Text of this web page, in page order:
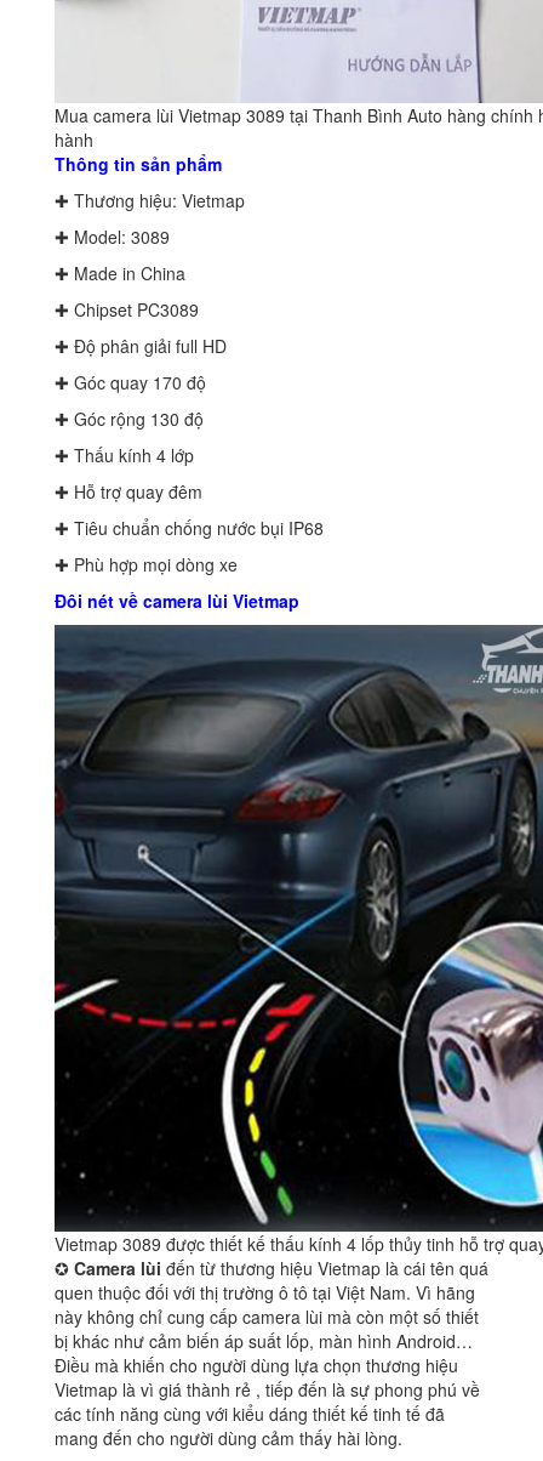
Mua camera lùi Vietmap 3089 tại Thanh Bình Auto hàng chính
hành
Thông tin sản phẩm
✚ Thương hiệu: Vietmap
✚ Model: 3089
✚ Made in China
✚ Chipset PC3089
✚ Độ phân giải full HD
✚ Góc quay 170 độ
✚ Góc rộng 130 độ
✚ Thấu kính 4 lớp
✚ Hỗ trợ quay đêm
✚ Tiêu chuẩn chống nước bụi IP68
✚ Phù hợp mọi dòng xe
Đôi nét về camera lùi Vietmap
Vietmap 3089 được thiết kế thấu kính 4 lốp thủy tinh hỗ trợ
✪ Camera lùi đến từ thương hiệu Vietmap là cái tên quá
quen thuộc đối với thị trường ô tô tại Việt Nam. Vì hãng
này không chỉ cung cấp camera lùi mà còn một số thiết
bị khác như cảm biến áp suất lốp, màn hình Android…
Điều mà khiến cho người dùng lựa chọn thương hiệu
Vietmap là vì giá thành rẻ , tiếp đến là sự phong phú về
các tính năng cùng với kiểu dáng thiết kế tinh tế đã
mang đến cho người dùng cảm thấy hài lòng.